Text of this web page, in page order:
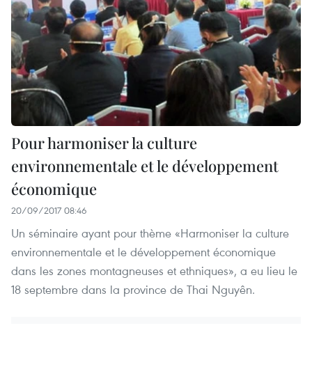
Pour harmoniser la culture
environnementale et le développement
économique
20/09/2017 08:46
Un séminaire ayant pour thème «Harmoniser la culture
environnementale et le développement économique
dans les zones montagneuses et ethniques», a eu lieu le
18 septembre dans la province de Thai Nguyên.